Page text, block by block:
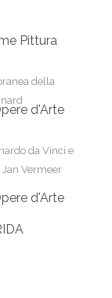
della
da Vinci e
Jan Vermeer